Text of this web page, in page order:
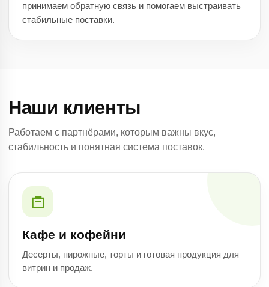
принимаем обратную связь и помогаем выстраивать
стабильные поставки.
Наши клиенты
Работаем с партнёрами, которым важны вкус,
стабильность и понятная система поставок.
Кафе и кофейни
Десерты, пирожные, торты и готовая продукция для
витрин и продаж.